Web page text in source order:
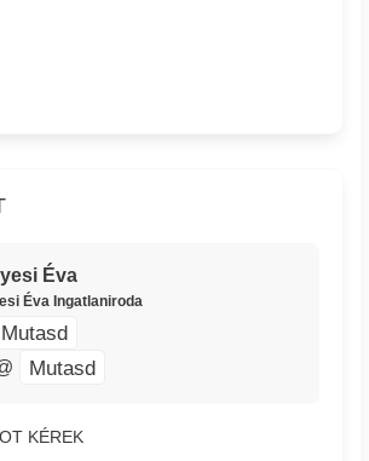
Éva
Éva Ingatlaniroda
Mutasd
Mutasd
KÉREK